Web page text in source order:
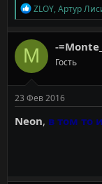
Р
е
а
к
ц
и
и
ZLOY,Артур
M -
Гость
23 Фев 2016
Neon, в том то